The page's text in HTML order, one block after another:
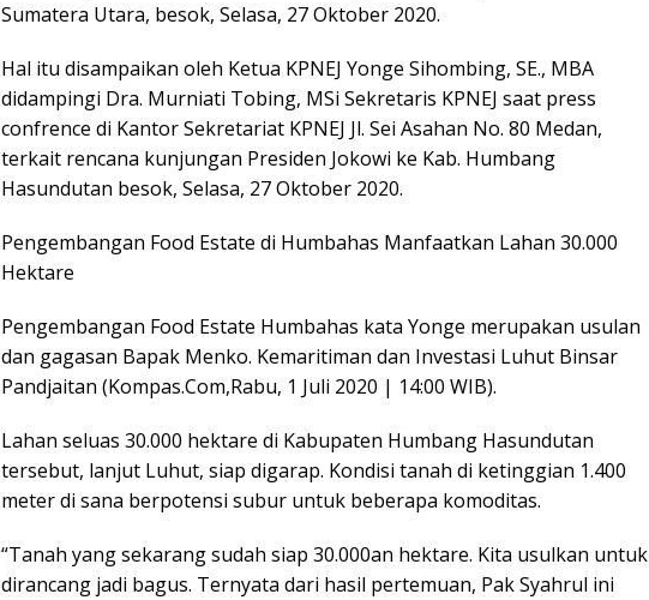
Sumatera Utara, besok, Selasa, 27 Oktober 2020.
Hal itu disampaikan oleh Ketua KPNEJ Yonge Sihombing, SE., MBA
didampingi Dra. Murniati Tobing, MSi Sekretaris KPNEJ saat press
confrence di Kantor Sekretariat KPNEJ Jl. Sei Asahan No. 80 Medan,
terkait rencana kunjungan Presiden Jokowi ke Kab. Humbang
Hasundutan besok, Selasa, 27 Oktober 2020.
Pengembangan Food Estate di Humbahas Manfaatkan Lahan 30.000
Hektare
Pengembangan Food Estate Humbahas kata Yonge merupakan usulan
dan gagasan Bapak Menko. Kemaritiman dan Investasi Luhut Binsar
Pandjaitan (Kompas.Com,Rabu, 1 Juli 2020 | 14:00 WIB).
Lahan seluas 30.000 hektare di Kabupaten Humbang Hasundutan
tersebut, lanjut Luhut, siap digarap. Kondisi tanah di ketinggian 1.400
meter di sana berpotensi subur untuk beberapa komoditas.
“Tanah yang sekarang sudah siap 30.000an hektare. Kita usulkan untuk
dirancang jadi bagus. Ternyata dari hasil pertemuan, Pak Syahrul ini